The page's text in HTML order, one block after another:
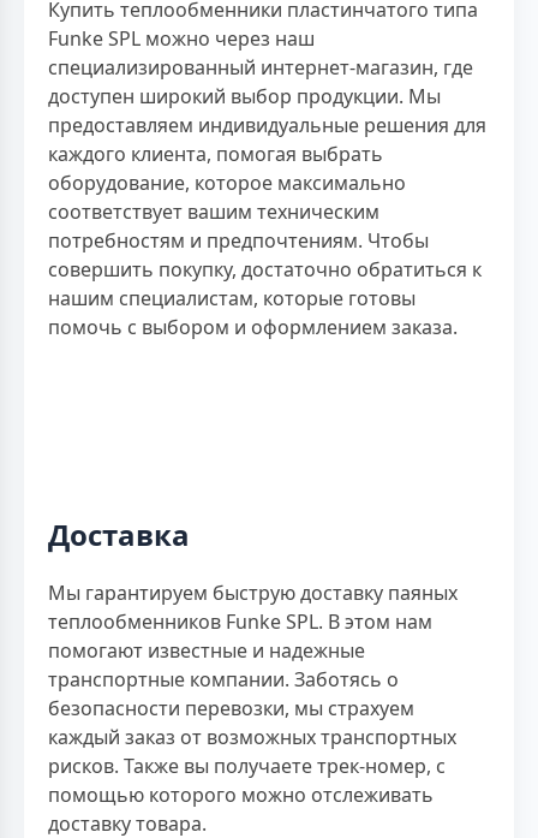
Купить теплообменники пластинчатого типа
Funke SPL можно через наш
специализированный интернет-магазин, где
доступен широкий выбор продукции. Мы
предоставляем индивидуальные решения для
каждого клиента, помогая выбрать
оборудование, которое максимально
соответствует вашим техническим
потребностям и предпочтениям. Чтобы
совершить покупку, достаточно обратиться к
нашим специалистам, которые готовы
помочь с выбором и оформлением заказа.
Доставка
Мы гарантируем быструю доставку паяных
теплообменников Funke SPL. В этом нам
помогают известные и надежные
транспортные компании. Заботясь о
безопасности перевозки, мы страхуем
каждый заказ от возможных транспортных
рисков. Также вы получаете трек-номер, с
помощью которого можно отслеживать
доставку товара.